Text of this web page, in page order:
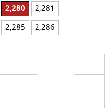
2,280
2,281
2,285
2,286